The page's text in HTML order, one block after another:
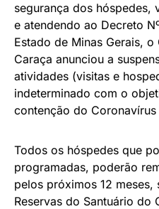
segurança dos hóspedes,
e atendendo ao Decreto
Estado de Minas Gerais,
Caraça anunciou a
atividades (visitas e
indeterminado com o
contenção do Coronavírus
Todos os hóspedes que
programadas, poderão
pelos próximos 12 meses,
Reservas do Santuário do